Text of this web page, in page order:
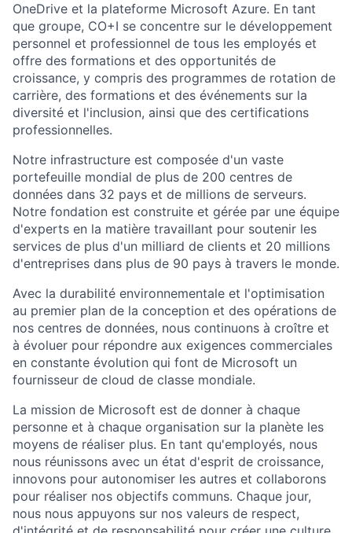
OneDrive et la plateforme Microsoft Azure. En tant
que groupe, CO+I se concentre sur le développement
personnel et professionnel de tous les employés et
offre des formations et des opportunités de
croissance, y compris des programmes de rotation de
carrière, des formations et des événements sur la
diversité et l'inclusion, ainsi que des certifications
professionnelles.
Notre infrastructure est composée d'un vaste
portefeuille mondial de plus de 200 centres de
données dans 32 pays et de millions de serveurs.
Notre fondation est construite et gérée par une équipe
d'experts en la matière travaillant pour soutenir les
services de plus d'un milliard de clients et 20 millions
d'entreprises dans plus de 90 pays à travers le monde.
Avec la durabilité environnementale et l'optimisation
au premier plan de la conception et des opérations de
nos centres de données, nous continuons à croître et
à évoluer pour répondre aux exigences commerciales
en constante évolution qui font de Microsoft un
fournisseur de cloud de classe mondiale.
La mission de Microsoft est de donner à chaque
personne et à chaque organisation sur la planète les
moyens de réaliser plus. En tant qu'employés, nous
nous réunissons avec un état d'esprit de croissance,
innovons pour autonomiser les autres et collaborons
pour réaliser nos objectifs communs. Chaque jour,
nous nous appuyons sur nos valeurs de respect,